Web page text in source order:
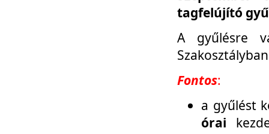
tagfelújító
A gyűlésre
Fontos:
a gyűlést
órai